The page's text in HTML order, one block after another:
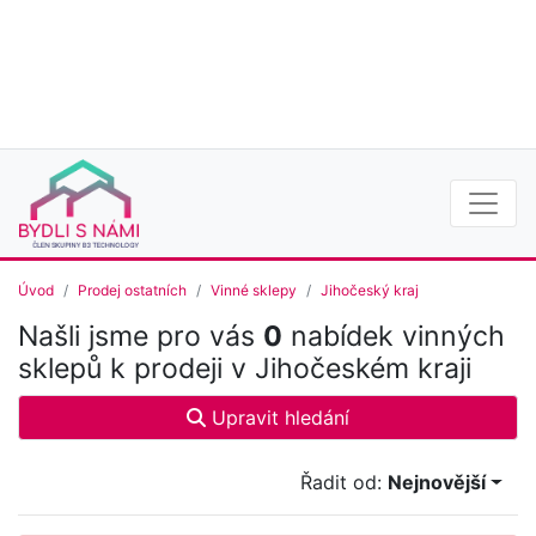
Úvod Prodej ostatních Vinné sklepy Jihočeský kraj
Našli jsme pro vás 0 nabídek vinných
sklepů k prodeji v Jihočeském kraji
Upravit hledání
Řadit od: Nejnovější